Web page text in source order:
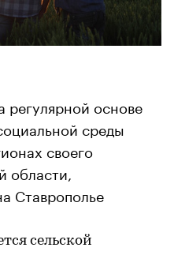
регулярной основе
среды
своего
области,
Ставрополье
сельской